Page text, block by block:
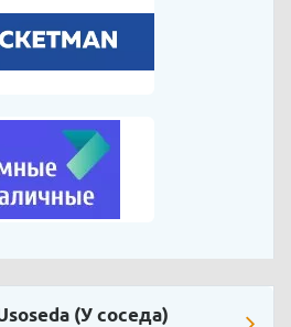
(У соседа)